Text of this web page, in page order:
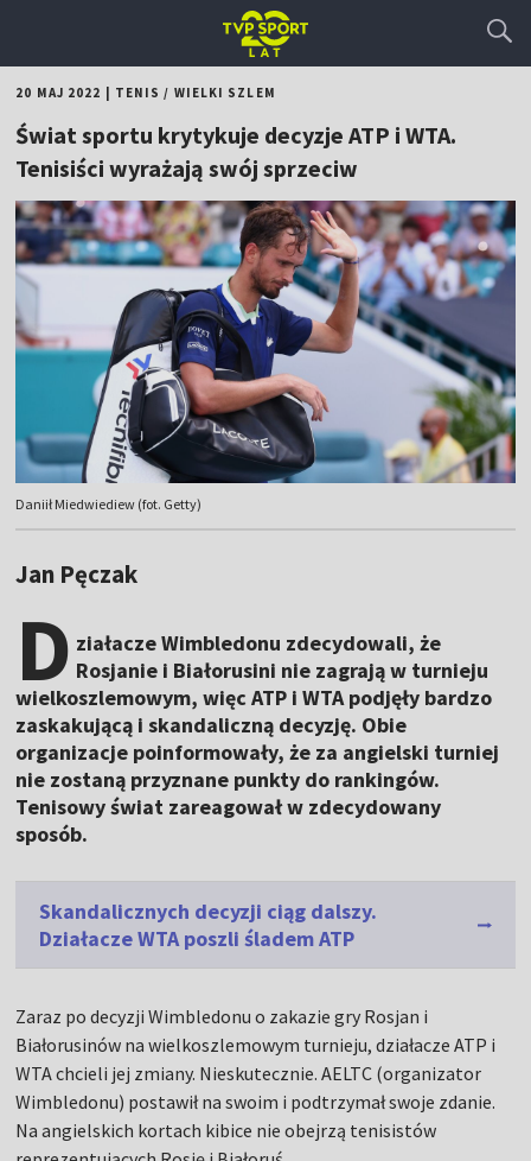
20 MAJ 2022 TENIS / WIELKI SZLEM
Świat sportu krytykuje decyzje ATP i WTA.
Tenisiści wyrażają swój sprzeciw
Daniił Miedwiediew (fot. Getty)
Jan Pęczak
D ziałacze Wimbledonu zdecydowali, że
Rosjanie i Białorusini nie zagrają w turnieju
wielkoszlemowym, więc ATP i WTA podjęły bardzo
zaskakującą i skandaliczną decyzję. Obie
organizacje poinformowały, że za angielski turniej
nie zostaną przyznane punkty do rankingów.
Tenisowy świat zareagował w zdecydowany
sposób.
Skandalicznych decyzji ciąg dalszy.
Działacze WTA poszli śladem ATP
Zaraz po decyzji Wimbledonu o zakazie gry Rosjan i
Białorusinów na wielkoszlemowym turnieju, działacze ATP i
WTA chcieli jej zmiany. Nieskutecznie. AELTC (organizator
Wimbledonu) postawił na swoim i podtrzymał swoje zdanie.
Na angielskich kortach kibice nie obejrzą tenisistów